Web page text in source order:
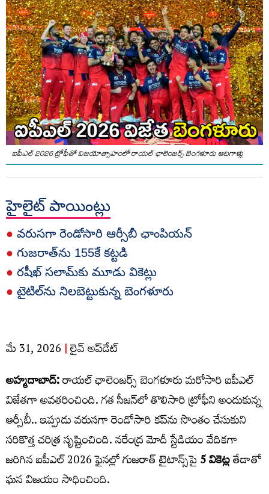
ఐపీఎల్‌ 2026 ట్రోఫీతో విజయోత్సాహంలో రాయల్‌ ఛాలెంజర్స్‌ బెంగళూరు ఆటగాళ్లు
హైలైట్‌ పాయింట్లు
● వరుసగా రెండోసారి ఆర్సీబీ ఛాంపియన్‌
● గుజరాత్‌ను 155కే కట్టడి
● రషీఖ్‌ సలామ్‌కు మూడు వికెట్లు
● టైటిల్‌ను నిలబెట్టుకున్న బెంగళూరు
మే 31, 2026|లైవ్‌ అప్‌డేట్‌
అహ్మదాబాద్‌:రాయల్‌ ఛాలెంజర్స్‌ బెంగళూరు మరోసారి ఐపీఎల్‌
విజేతగా అవతరించింది. గత సీజన్‌లో తొలిసారి ట్రోఫీని అందుకున్న
ఆర్సీబీ.. ఇప్పుడు వరుసగా రెండోసారి కప్‌ను సొంతం చేసుకుని
సరికొత్త చరిత్ర సృష్టించింది. నరేంద్ర మోదీ స్టేడియం వేదికగా
జరిగిన ఐపీఎల్‌ 2026 ఫైనల్లో గుజరాత్‌ టైటాన్స్‌పై5 వికెట్లతేడాతో
ఘన విజయం సాధించింది.